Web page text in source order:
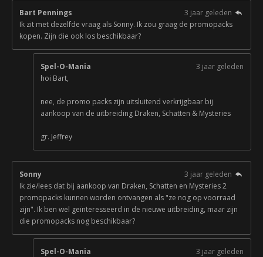
Bart Pennings
3 jaar geleden
Ik zit met dezelfde vraag als Sonny. Ik zou graag de promopacks
kopen. Zijn die ook los beschikbaar?
Spel-O-Mania
3 jaar geleden
hoi Bart,
nee, de promo packs zijn uitsluitend verkrijgbaar bij
aankoop van de uitbreiding Draken, Schatten & Mysteries
gr. Jeffrey
Sonny
3 jaar geleden
Ik zie/lees dat bij aankoop van Draken, Schatten en Mysteries 2
promopacks kunnen worden ontvangen als "ze nog op voorraad
zijn". Ik ben wel geïnteresseerd in de nieuwe uitbreiding, maar zijn
die promopacks nog beschikbaar?
Spel-O-Mania
3 jaar geleden